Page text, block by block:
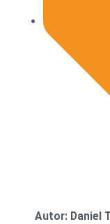
Autor: Daniel